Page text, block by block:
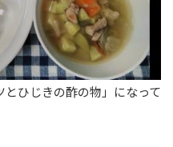
ひじきの酢の物」になって